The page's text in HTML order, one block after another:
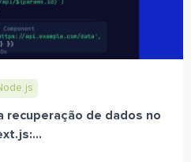
recuperação de dados no